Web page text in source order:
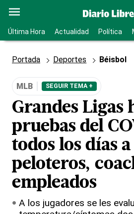
Última Hora Actualidad Política
Portada Deportes Béisbol
MLB SEGUIR TEMA +
Grandes Ligas
pruebas del
todos los días a
peloteros,
empleados
A los jugadores se les